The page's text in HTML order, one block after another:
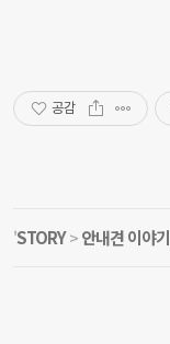
공감
'STORY> 안내견 이야기